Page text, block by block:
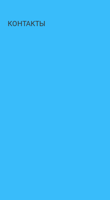
КОНТАКТЫ